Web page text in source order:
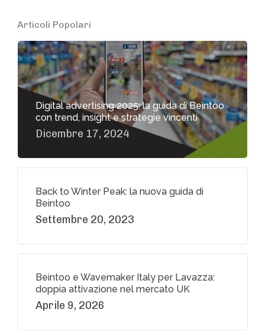
Articoli Popolari
Digital advertising 2025: la guida di Beintoo
con trend, insight e strategie vincenti
Dicembre 17, 2024
Back to Winter Peak: la nuova guida di
Beintoo
Settembre 20, 2023
Beintoo e Wavemaker Italy per Lavazza:
doppia attivazione nel mercato UK
Aprile 9, 2026